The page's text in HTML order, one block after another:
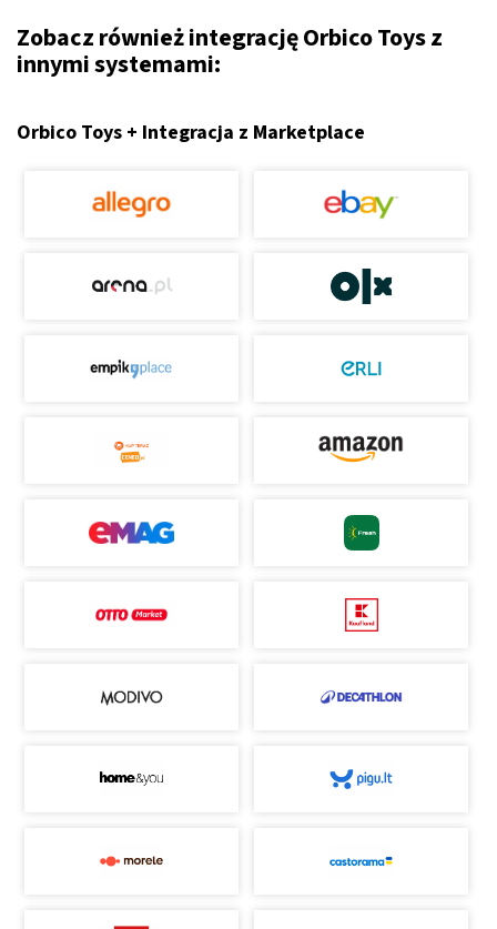
Zobacz również integrację Orbico Toys z
innymi systemami:
Orbico Toys + Integracja z Marketplace